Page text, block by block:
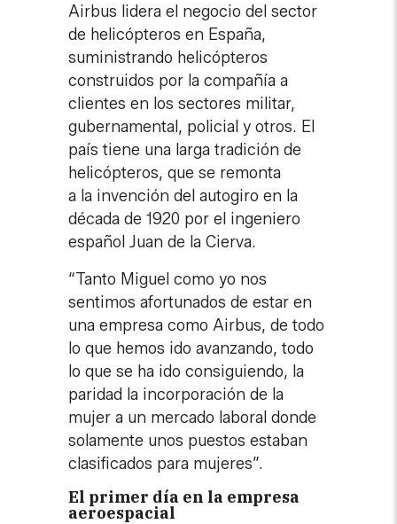
Airbus lidera el negocio del sector
de helicópteros en España,
suministrando helicópteros
construidos por la compañía a
clientes en los sectores militar,
gubernamental, policial y otros. El
país tiene una larga tradición de
helicópteros, que se remonta
a la invención del autogiro en la
década de 1920 por el ingeniero
español Juan de la Cierva.
“Tanto Miguel como yo nos
sentimos afortunados de estar en
una empresa como Airbus, de todo
lo que hemos ido avanzando, todo
lo que se ha ido consiguiendo, la
paridad la incorporación de la
mujer a un mercado laboral donde
solamente unos puestos estaban
clasificados para mujeres”.
El primer día en la empresa
aeroespacial